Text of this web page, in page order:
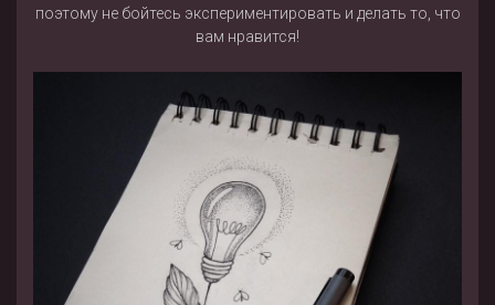
поэтому не бойтесь экспериментировать и делать то, что
вам нравится!